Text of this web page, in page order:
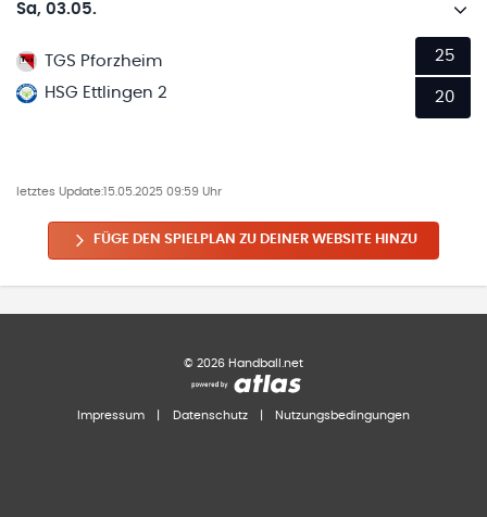
Sa, 03.05.
TGS Pforzheim
HSG Ettlingen 2
25
20
letztes Update:15.05.2025 09:59 Uhr
FÜGE DEN SPIELPLAN ZU DEINER WEBSITE HINZU
© 2026 Handball.net
Impressum Datenschutz Nutzungsbedingungen